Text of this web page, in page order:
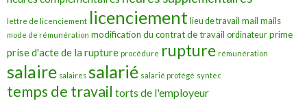
lettre de licenciement licenciement lieu de travail mail mails
mode de rémunération modification du contrat de travail ordinateur prime
prise d'acte de la rupture procédure rupture rémunération
salaire salaires salarié salarié protégé syntec
temps de travail torts de l'employeur